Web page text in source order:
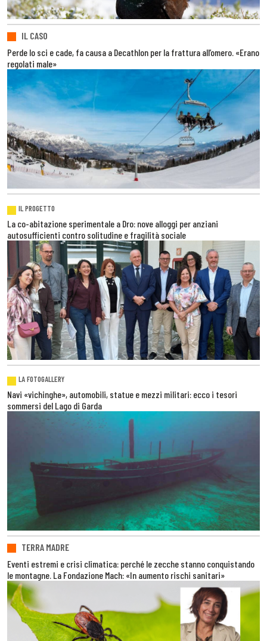
IL CASO
Perde lo sci e cade, fa causa a Decathlon per la frattura all’omero. «Erano
regolati male»
IL PROGETTO
La co-abitazione sperimentale a Dro: nove alloggi per anziani
autosufficienti contro solitudine e fragilità sociale
LA FOTOGALLERY
Navi «vichinghe», automobili, statue e mezzi militari: ecco i tesori
sommersi del Lago di Garda
TERRA MADRE
Eventi estremi e crisi climatica: perché le zecche stanno conquistando
le montagne. La Fondazione Mach: «In aumento rischi sanitari»